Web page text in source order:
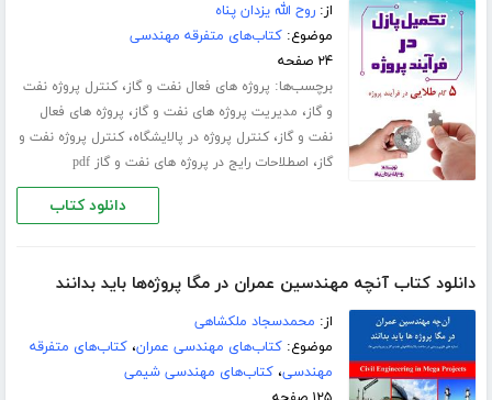
از:روح الله یزدان پناه
موضوع:کتاب‌های متفرقه مهندسی
۲۴ صفحه
برچسب‌ها: پروژه های فعال نفت و گاز،کنترل پروژه نفت
و گاز، مدیریت پروژه های نفت و گاز، پروژه های فعال
نفت و گاز،کنترل پروژه در پالایشگاه،کنترل پروژه نفت و
گاز، اصطلاحات رایج در پروژه های نفت و گاز pdf
دانلود کتاب
دانلود کتاب آنچه مهندسین عمران در مگا پروژه‌ها باید بدانند
از: محمدسجاد ملکشاهی
موضوع:کتاب‌های مهندسی عمران،کتاب‌های متفرقه
مهندسی،کتاب‌های مهندسی شیمی